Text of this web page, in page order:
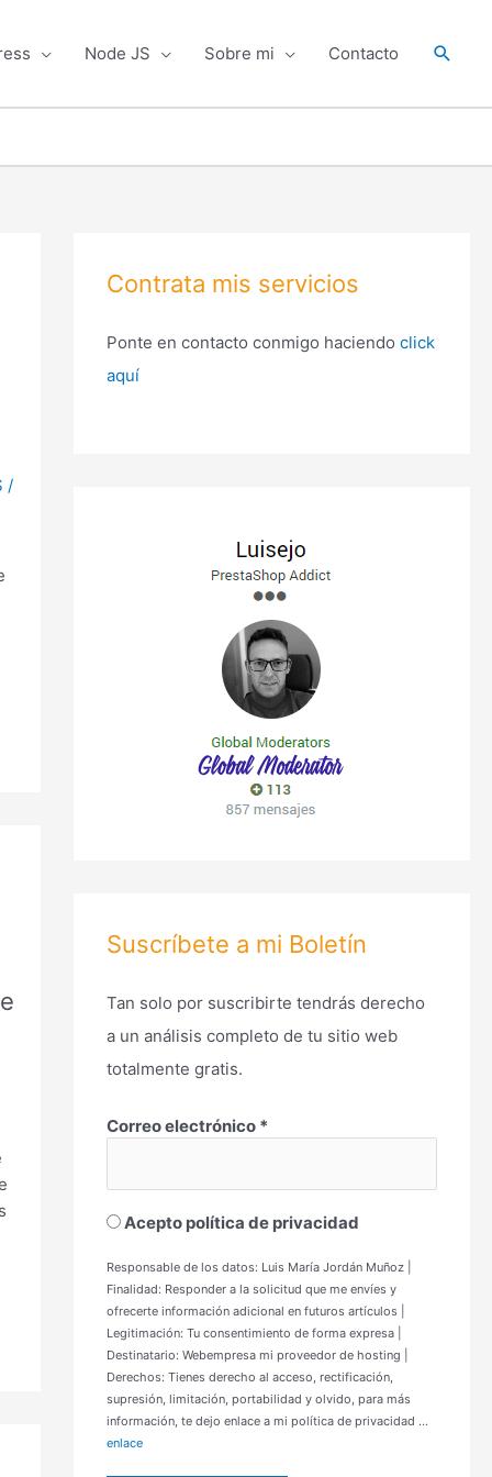
Node JS Sobre mi Contacto
/
Contrata mis servicios
Ponte en contacto conmigo haciendo click
aquí
Suscríbete a mi Boletín
Tan solo por suscribirte tendrás derecho
a un análisis completo de tu sitio web
totalmente gratis.
Correo electrónico *
Acepto política de privacidad
Responsable de los datos: Luis María Jordán Muñoz |
Finalidad: Responder a la solicitud que me envíes y
ofrecerte información adicional en futuros artículos |
Legitimación: Tu consentimiento de forma expresa |
Destinatario: Webempresa mi proveedor de hosting |
Derechos: Tienes derecho al acceso, rectificación,
supresión, limitación, portabilidad y olvido, para más
información, te dejo enlace a mi política de privacidad ...
enlace